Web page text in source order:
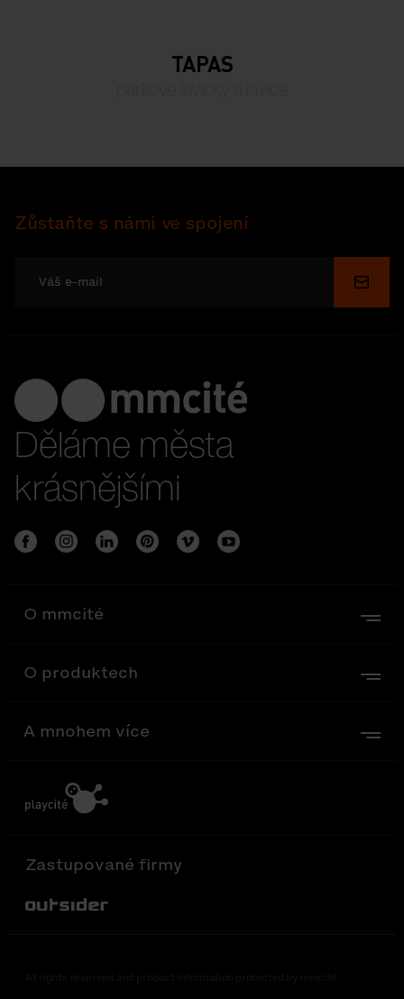
TAPAS
Zůstaňte s námi ve spojení
Děláme města
krásnějšími
O mmcité
O produktech
A mnohem více
Zastupované firmy
Out-Sider